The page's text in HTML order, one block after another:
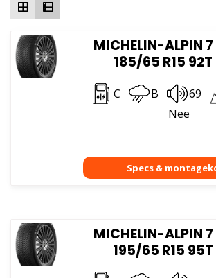
MICHELIN-ALPIN 7
185/65 R15 92T
C B 69
Nee
MICHELIN-ALPIN 7
195/65 R15 95T